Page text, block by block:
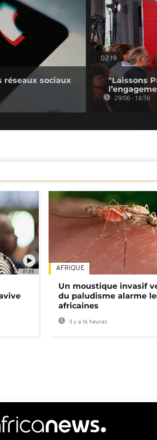
réseaux sociaux
02:19
"Laissons
29/06 - 18:50
01:05 AFRIQUE
Un moustique invasif
du paludisme alarme
africaines
Il y a 16 heures